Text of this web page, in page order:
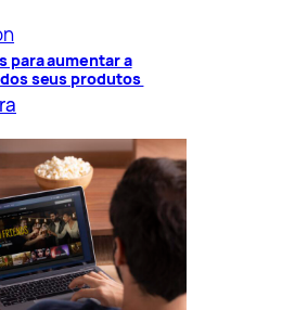
para aumentar a
seus produtos